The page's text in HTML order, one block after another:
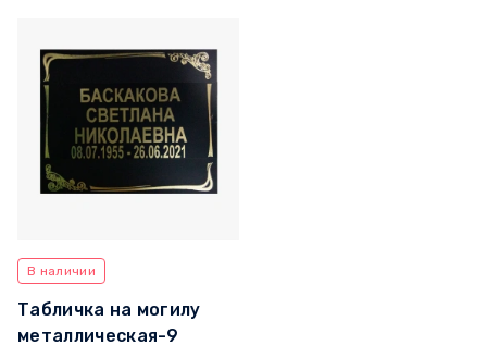
В наличии
Табличка на могилу
металлическая-9